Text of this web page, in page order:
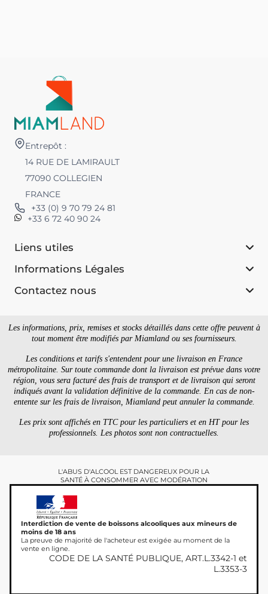
Entrepôt :
14 RUE DE LAMIRAULT
77090 COLLEGIEN
FRANCE
+33 (0) 9 70 79 24 81
+33 6 72 40 90 24
Liens utiles
Informations Légales
Contactez nous
Les informations, prix, remises et stocks détaillés dans cette offre peuvent à
tout moment être modifiés par Miamland ou ses fournisseurs.
Les conditions et tarifs s'entendent pour une livraison en France
métropolitaine. Sur toute commande dont la livraison est prévue dans votre
région, vous sera facturé des frais de transport et de livraison qui seront
indiqués avant la validation définitive de la commande. En cas de non-
entente sur les frais de livraison, Miamland peut annuler la commande.
Les prix sont affichés en TTC pour les particuliers et en HT pour les
professionnels. Les photos sont non contractuelles.
L'ABUS D'ALCOOL EST DANGEREUX POUR LA
SANTÉ À CONSOMMER AVEC MODÉRATION
Interdiction de vente de boissons alcooliques aux mineurs de
moins de 18 ans
La preuve de majorité de l'acheteur est exigée au moment de la
vente en ligne.
CODE DE LA SANTÉ PUBLIQUE, ART.L.3342-1 et
L.3353-3